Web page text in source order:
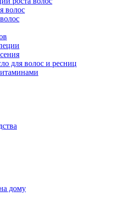
волос
для волос и ресниц
дому